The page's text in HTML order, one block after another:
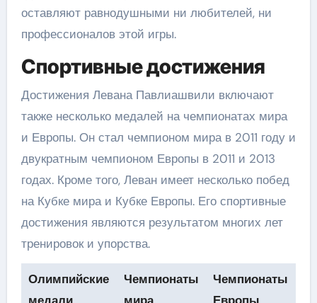
оставляют равнодушными ни любителей, ни
профессионалов этой игры.
Спортивные достижения
Достижения Левана Павлиашвили включают
также несколько медалей на чемпионатах мира
и Европы. Он стал чемпионом мира в 2011 году и
двукратным чемпионом Европы в 2011 и 2013
годах. Кроме того, Леван имеет несколько побед
на Кубке мира и Кубке Европы. Его спортивные
достижения являются результатом многих лет
тренировок и упорства.
Олимпийские
медали
Чемпионаты
мира
Чемпионаты
Европы